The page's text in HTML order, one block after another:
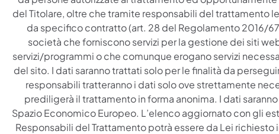
del Titolare, oltre che tramite responsabili del trattamento
da specifico contratto (art. 28 del Regolamento 2016/
società che forniscono servizi per la gestione dei siti
servizi/programmi o che comunque erogano servizi
del sito. I dati saranno trattati solo per le finalità da
responsabili tratteranno i dati solo ove strettamente
prediligerà il trattamento in forma anonima. I dati
Spazio Economico Europeo. L’elenco aggiornato con gli
Responsabili del Trattamento potrà essere da Lei richiesto